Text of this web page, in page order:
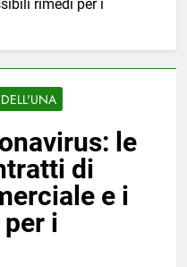
rimedi per i
le
di
e i
i